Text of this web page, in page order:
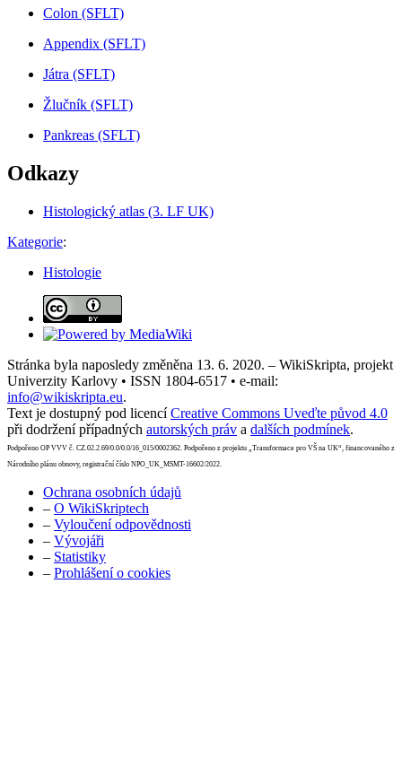
Colon (SFLT)
Appendix (SFLT)
Játra (SFLT)
Žlučník (SFLT)
Pankreas (SFLT)
Odkazy
Histologický atlas (3. LF UK)
Kategorie:
Histologie
Stránka byla naposledy změněna 13. 6. 2020. – WikiSkripta, projekt
Univerzity Karlovy • ISSN 1804-6517 • e-mail:
info@wikiskripta.eu.
Text je dostupný pod licencíCreative Commons Uveďte původ 4.0
při dodržení případných autorských práv a dalších podmínek.
Podpořeno OP VVV č. CZ.02.2.69/0.0/0.0/16_015/0002362. Podpořeno z projektu „Transformace pro VŠ na UK“, financovaného z
Národního plánu obnovy, registrační číslo NPO_UK_MSMT-16602/2022.
Ochrana osobních údajů
– O WikiSkriptech
– Vyloučení odpovědnosti
– Vývojáři
– Statistiky
– Prohlášení o cookies